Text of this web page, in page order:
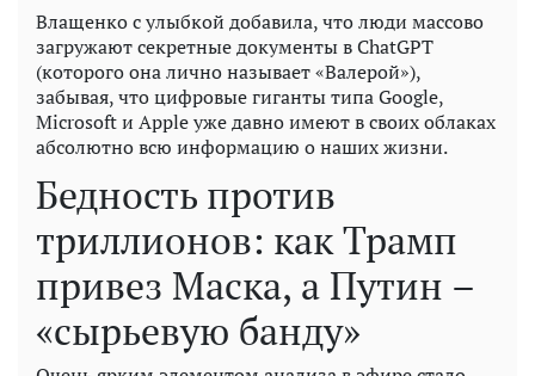
Влащенко с улыбкой добавила, что люди массово
загружают секретные документы в ChatGPT
(которого она лично называет «Валерой»),
забывая, что цифровые гиганты типа Google,
Microsoft и Apple уже давно имеют в своих облаках
абсолютно всю информацию о наших жизни.
Бедность против
триллионов: как Трамп
привез Маска, а Путин –
«сырьевую банду»